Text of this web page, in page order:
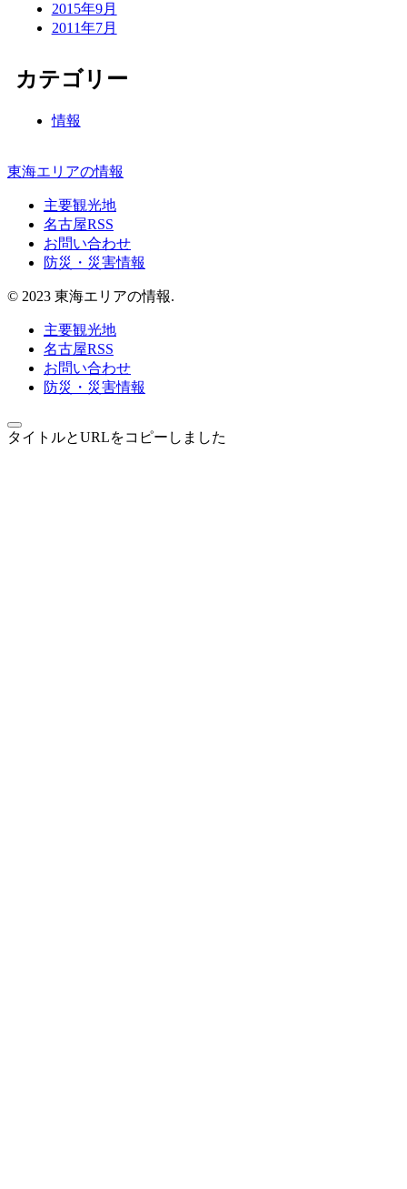
2015年9月
2011年7月
カテゴリー
情報
東海エリアの情報
主要観光地
名古屋RSS
お問い合わせ
防災・災害情報
© 2023 東海エリアの情報.
主要観光地
名古屋RSS
お問い合わせ
防災・災害情報
タイトルとURLをコピーしました